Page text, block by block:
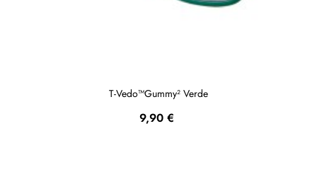
T-Vedo™Gummy² Verde
Prezzo
9,90 €